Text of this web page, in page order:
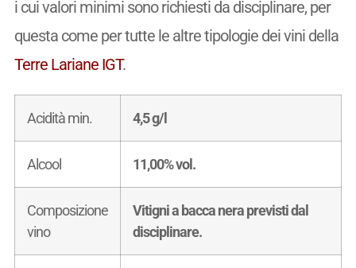
i cui valori minimi sono richiesti da disciplinare, per
questa come per tutte le altre tipologie dei vini della
Terre Lariane IGT.
Acidità min. 4,5 g/l
Alcool 11,00% vol.
Composizione
vino
Vitigni a bacca nera previsti dal
disciplinare.